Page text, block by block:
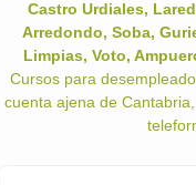
Castro Urdiales,
Arredondo, Soba,
Limpias, Voto,
Cursos para
cuenta ajena de